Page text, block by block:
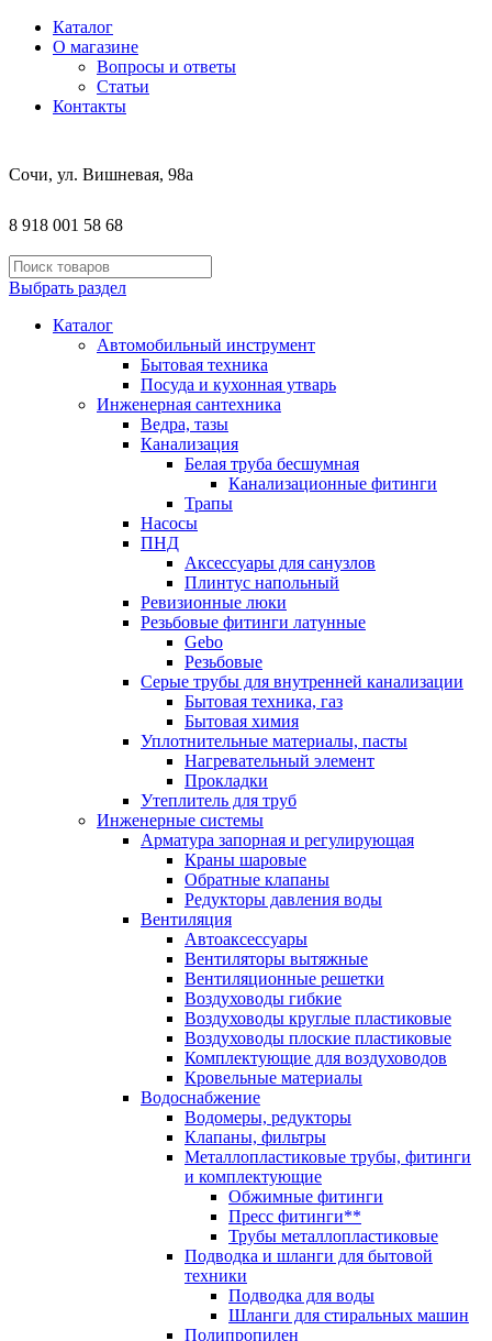
Каталог
О магазине
Вопросы и ответы
Статьи
Контакты
Сочи, ул. Вишневая, 98а
8 918 001 58 68
Выбрать раздел
Каталог
Автомобильный инструмент
Бытовая техника
Посуда и кухонная утварь
Инженерная сантехника
Ведра, тазы
Канализация
Белая труба бесшумная
Канализационные фитинги
Трапы
Насосы
ПНД
Аксессуары для санузлов
Плинтус напольный
Ревизионные люки
Резьбовые фитинги латунные
Gebo
Резьбовые
Серые трубы для внутренней канализации
Бытовая техника, газ
Бытовая химия
Уплотнительные материалы, пасты
Нагревательный элемент
Прокладки
Утеплитель для труб
Инженерные системы
Арматура запорная и регулирующая
Краны шаровые
Обратные клапаны
Редукторы давления воды
Вентиляция
Автоаксессуары
Вентиляторы вытяжные
Вентиляционные решетки
Воздуховоды гибкие
Воздуховоды круглые пластиковые
Воздуховоды плоские пластиковые
Комплектующие для воздуховодов
Кровельные материалы
Водоснабжение
Водомеры, редукторы
Клапаны, фильтры
Металлопластиковые трубы, фитинги
и комплектующие
Обжимные фитинги
Пресс фитинги**
Трубы металлопластиковые
Подводка и шланги для бытовой
техники
Подводка для воды
Шланги для стиральных машин
Полипропилен